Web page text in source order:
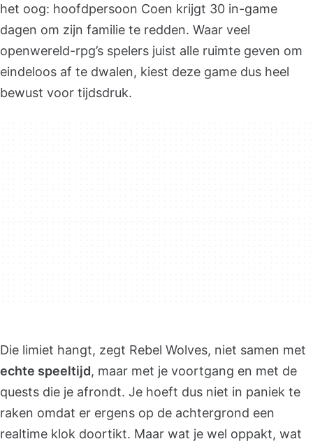
het oog: hoofdpersoon Coen krijgt 30 in-game
dagen om zijn familie te redden. Waar veel
openwereld-rpg’s spelers juist alle ruimte geven om
eindeloos af te dwalen, kiest deze game dus heel
bewust voor tijdsdruk.
Die limiet hangt, zegt Rebel Wolves, niet samen met
echte speeltijd, maar met je voortgang en met de
quests die je afrondt. Je hoeft dus niet in paniek te
raken omdat er ergens op de achtergrond een
realtime klok doortikt. Maar wat je wel oppakt, wat